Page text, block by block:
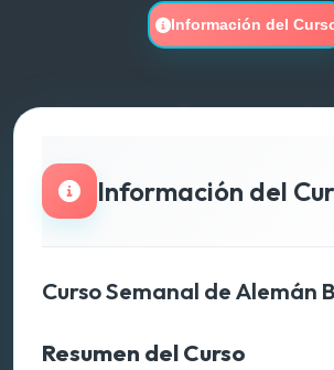
Información del
Información del
Curso Semanal de Alemán
Resumen del Curso